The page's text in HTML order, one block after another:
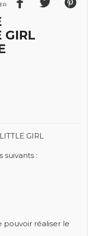
GIRL
GIRL
suivants :
pouvoir réaliser le